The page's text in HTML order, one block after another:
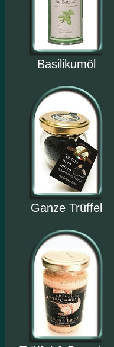
Basilikumöl
Ganze Trüffel